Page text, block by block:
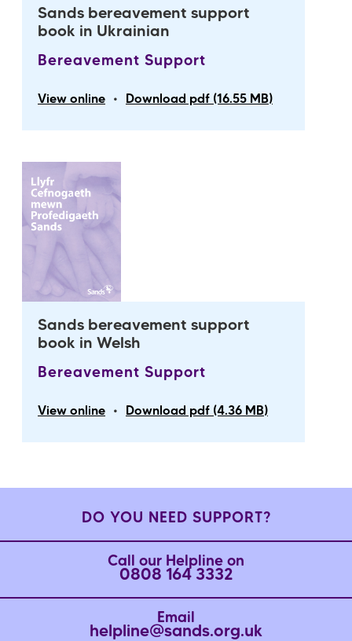
Sands bereavement support
book in Ukrainian
Bereavement Support
View online • Download pdf (16.55 MB)
Sands bereavement support
book in Welsh
Bereavement Support
View online • Download pdf (4.36 MB)
DO YOU NEED SUPPORT?
Call our Helpline on
0808 164 3332
Email
helpline@sands.org.uk